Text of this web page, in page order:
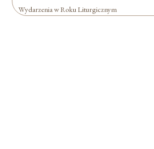
Wydarzenia w Roku Liturgicznym